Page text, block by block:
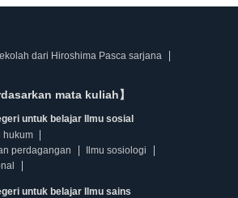
dari Hiroshima Pasca sarjana
mata kuliah】
untuk belajar Ilmu sosial
hukum
perdagangan
Ilmu sosiologi
untuk belajar Ilmu sains